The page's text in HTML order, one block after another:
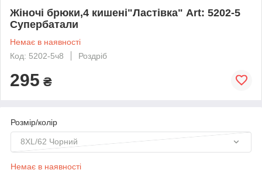
Жіночі брюки,4 кишені"Ластівка" Art: 5202-5
Супербатали
Немає в наявності
Код: 5202-5ч8
Роздріб
295 ₴
Розмір/колір
8XL/62 Чорний
Немає в наявності